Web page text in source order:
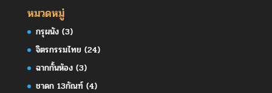
หมวดหมู่
กรุผนัง(3)
จิตรกรรมไทย (24)
ฉากกั้นห้อง(3)
ชาดก 13กัณฑ์(4)